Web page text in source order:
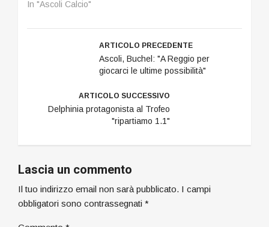
In "Ascoli Calcio"
ARTICOLO PRECEDENTE
Ascoli, Buchel: "A Reggio per
giocarci le ultime possibilità"
ARTICOLO SUCCESSIVO
Delphinia protagonista al Trofeo
"ripartiamo 1.1"
Lascia un commento
Il tuo indirizzo email non sarà pubblicato. I campi
obbligatori sono contrassegnati *